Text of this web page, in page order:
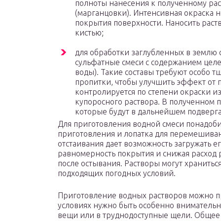
полноты нанесения к полученному
(марганцовки). Интенсивная окраска
покрытия поверхности. Наносить
кистью;
для обработки заглубленных в землю
сульфатные смеси с содержанием
воды). Такие составы требуют особо
пропитки, чтобы улучшить эффект от
контролируется по степени окраски
купоросного раствора. В полученном
которые будут в дальнейшем
Для приготовления водной смеси
приготовления и лопатка для
отстаивания дает возможность загружать
равномерность покрытия и снижая
после остывания. Растворы могут
подходящих погодных условий.
Приготовление водных растворов можно
условиях нужно быть особенно
вещи или в труднодоступные щели. Общее